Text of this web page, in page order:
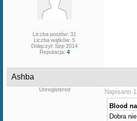
Liczba postów: 31
Liczba wątków: 5
Dołączył: Sep 2014
Reputacja: 4
Ashba
Unregistered
Napisano
Blood
Dobra